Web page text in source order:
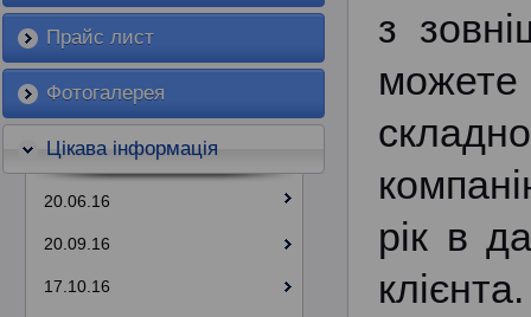
Прайс лист
Фотогалерея
Цікава інформація
20.06.16
20.09.16
17.10.16
з
рік в